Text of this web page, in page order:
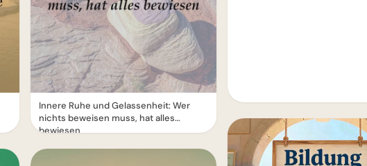
Innere Ruhe und Gelassenheit: Wer
nichts beweisen muss, hat alles
bewiesen